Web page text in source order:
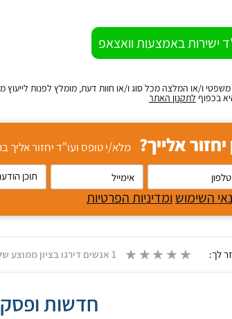
ישירות באמצעות וואצאפ
משפטי ו/או המלצה מכל סוג ו/או חוות דעת, מומלץ לפנות
בכפוף לתקנון האתר
אלייך? מלא/י טופס ועו"ד יחזור אליך
אימייל תוכן השימוש ומדיניות הפרטיות
לך: 1 אנשים דירגו בציון ממוצע של 5 מתוך 5
חדשות